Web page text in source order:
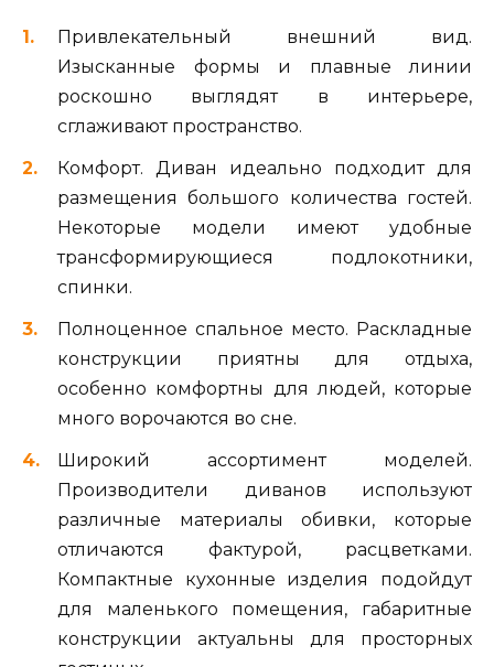
Привлекательный внешний вид.
Изысканные формы и плавные линии
роскошно выглядят в интерьере,
сглаживают пространство.
Комфорт. Диван идеально подходит для
размещения большого количества гостей.
Некоторые модели имеют удобные
трансформирующиеся подлокотники,
спинки.
Полноценное спальное место. Раскладные
конструкции приятны для отдыха,
особенно комфортны для людей, которые
много ворочаются во сне.
Широкий ассортимент моделей.
Производители диванов используют
различные материалы обивки, которые
отличаются фактурой, расцветками.
Компактные кухонные изделия подойдут
для маленького помещения, габаритные
конструкции актуальны для просторных